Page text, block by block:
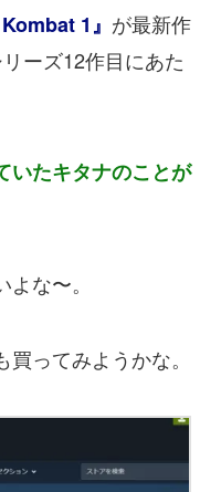
1』 が最新作
ーズ12作目にあた
いたキタナのことが
な〜。
ってみようかな。